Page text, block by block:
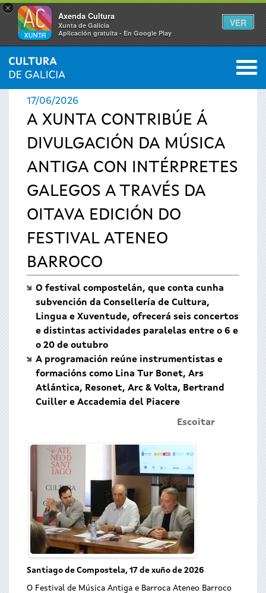
×
Axenda Cultura
Xunta de Galicia
Aplicación gratuíta - En Google Play
VER
Vostede
está
aquí
INICIO › ACTUALIDADE 0
17/06/2026
A XUNTA CONTRIBÚE Á
DIVULGACIÓN DA MÚSICA
ANTIGA CON INTÉRPRETES
GALEGOS A TRAVÉS DA
OITAVA EDICIÓN DO
FESTIVAL ATENEO
BARROCO
O festival compostelán, que conta cunha
subvención da Consellería de Cultura,
Lingua e Xuventude, ofrecerá seis concertos
e distintas actividades paralelas entre o 6 e
o 20 de outubro
A programación reúne instrumentistas e
formacións como Lina Tur Bonet, Ars
Atlántica, Resonet, Arc & Volta, Bertrand
Cuiller e Accademia del Piacere
Escoitar
Santiago de Compostela, 17 de xuño de 2026
O Festival de Música Antiga e Barroca Ateneo Barroco